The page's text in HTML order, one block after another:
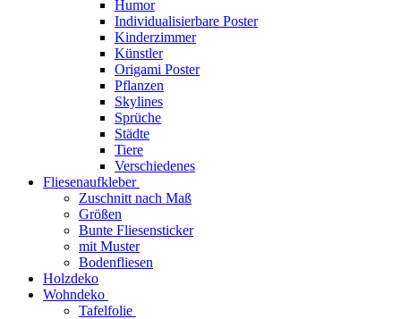
Humor
Individualisierbare Poster
Kinderzimmer
Künstler
Origami Poster
Pflanzen
Skylines
Sprüche
Städte
Tiere
Verschiedenes
Fliesenaufkleber
Zuschnitt nach Maß
Größen
Bunte Fliesensticker
mit Muster
Bodenfliesen
Holzdeko
Wohndeko
Tafelfolie